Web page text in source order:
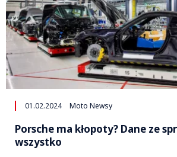
01.02.2024 Moto Newsy
Porsche ma kłopoty? Dane ze
wszystko